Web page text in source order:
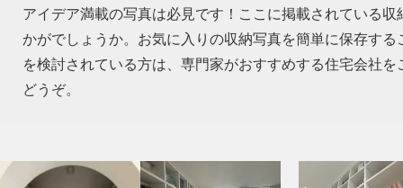
アイデア満載の写真は必見です！ここに掲載されている
かがでしょうか。お気に入りの収納写真を簡単に保存す
を検討されている方は、専門家がおすすめする住宅会社
どうぞ。